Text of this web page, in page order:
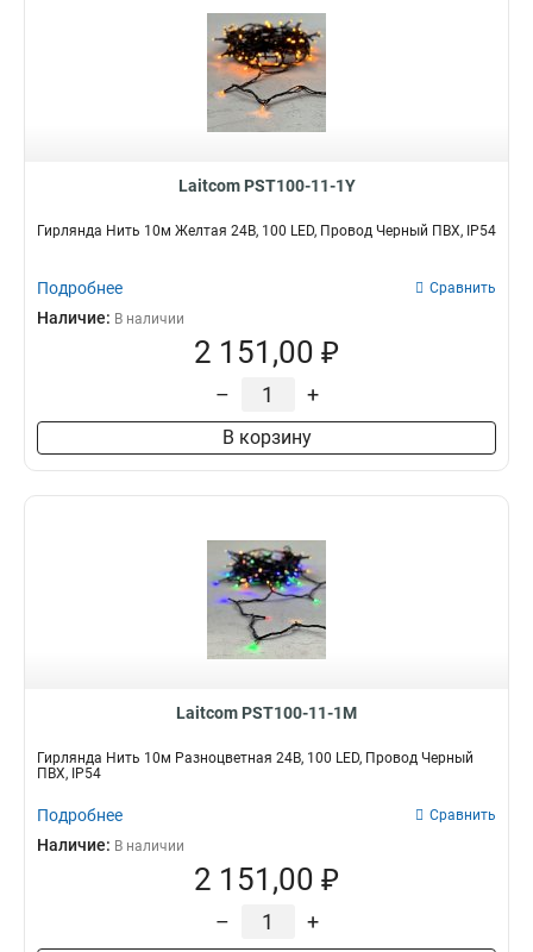
Laitcom PST100-11-1Y
Гирлянда Нить 10м Желтая 24В, 100 LED, Провод Черный ПВХ, IP54
Подробнее Сравнить
Наличие: В наличии
2 151,00 ₽
– +
В корзину
Laitcom PST100-11-1M
Гирлянда Нить 10м Разноцветная 24В, 100 LED, Провод Черный
ПВХ, IP54
Подробнее Сравнить
Наличие: В наличии
2 151,00 ₽
– +